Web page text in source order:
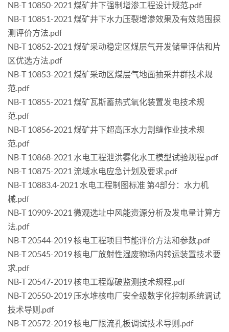
NB-T 10850-2021 煤矿井下强制增渗工程设计规范.pdf
NB-T 10851-2021 煤矿井下水力压裂增渗效果及有效范围探
测评价方法.pdf
NB-T 10852-2021 煤矿采动稳定区煤层气开发储量评估和片
区优选方法.pdf
NB-T 10853-2021 煤矿采动区煤层气地面抽采井群技术规
范.pdf
NB-T 10855-2021 煤矿瓦斯蓄热式氧化装置发电技术规
范.pdf
NB-T 10856-2021 煤矿井下超高压水力割缝作业技术规
范.pdf
NB-T 10868-2021 水电工程泄洪雾化水工模型试验规程.pdf
NB-T 10875-2021 流域水电应急计划及要求.pdf
NB-T 10883.4-2021 水电工程制图标准 第4部分：水力机
械.pdf
NB-T 10909-2021 微观选址中风能资源分析及发电量计算方
法.pdf
NB-T 20544-2019 核电工程项目节能评价方法和参数.pdf
NB-T 20545-2019 核电厂放射性湿废物场内转运装置技术要
求.pdf
NB-T 20547-2019 核电工程爆破监测技术规程.pdf
NB-T 20550-2019 压水堆核电厂安全级数字化控制系统调试
技术导则.pdf
NB-T 20572-2019 核电厂限流孔板调试技术导则.pdf